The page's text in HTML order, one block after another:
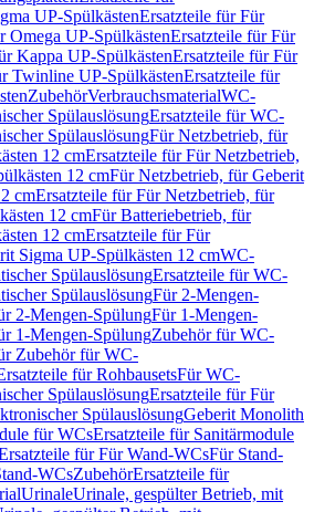
UP-SpülkästenErsatzteile für Für
Omega UP-SpülkästenErsatzteile für Für
Kappa UP-SpülkästenErsatzteile für Für
Twinline UP-SpülkästenErsatzteile für
ZubehörVerbrauchsmaterialWC-
SpülauslösungErsatzteile für WC-
SpülauslösungFür Netzbetrieb, für
12 cmErsatzteile für Für Netzbetrieb,
12 cmFür Netzbetrieb, für Geberit
cmErsatzteile für Für Netzbetrieb, für
12 cmFür Batteriebetrieb, für
12 cmErsatzteile für Für
Sigma UP-Spülkästen 12 cmWC-
SpülauslösungErsatzteile für WC-
SpülauslösungFür 2-Mengen-
2-Mengen-SpülungFür 1-Mengen-
1-Mengen-SpülungZubehör für WC-
Zubehör für WC-
für RohbausetsFür WC-
SpülauslösungErsatzteile für Für
SpülauslösungGeberit Monolith
für WCsErsatzteile für Sanitärmodule
für Für Wand-WCsFür Stand-
WCsZubehörErsatzteile für
UrinaleUrinale, gespülter Betrieb, mit